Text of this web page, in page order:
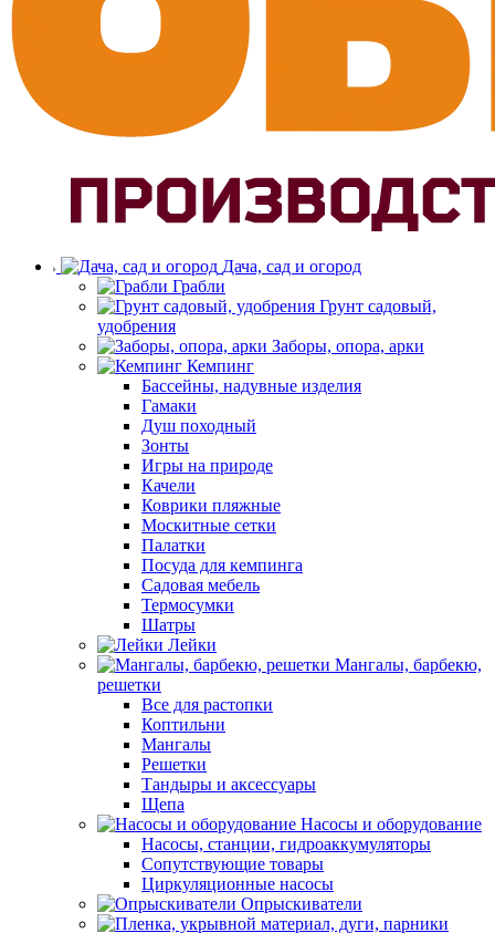
Дача, сад и огород
Грабли
Грунт садовый,
удобрения
Заборы, опора, арки
Кемпинг
Бассейны, надувные изделия
Гамаки
Душ походный
Зонты
Игры на природе
Качели
Коврики пляжные
Москитные сетки
Палатки
Посуда для кемпинга
Садовая мебель
Термосумки
Шатры
Лейки
Мангалы, барбекю,
решетки
Все для растопки
Коптильни
Мангалы
Решетки
Тандыры и аксессуары
Щепа
Насосы и оборудование
Насосы, станции, гидроаккумуляторы
Сопутствующие товары
Циркуляционные насосы
Опрыскиватели